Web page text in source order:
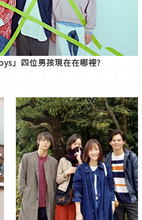
」四位男孩現在在哪裡?